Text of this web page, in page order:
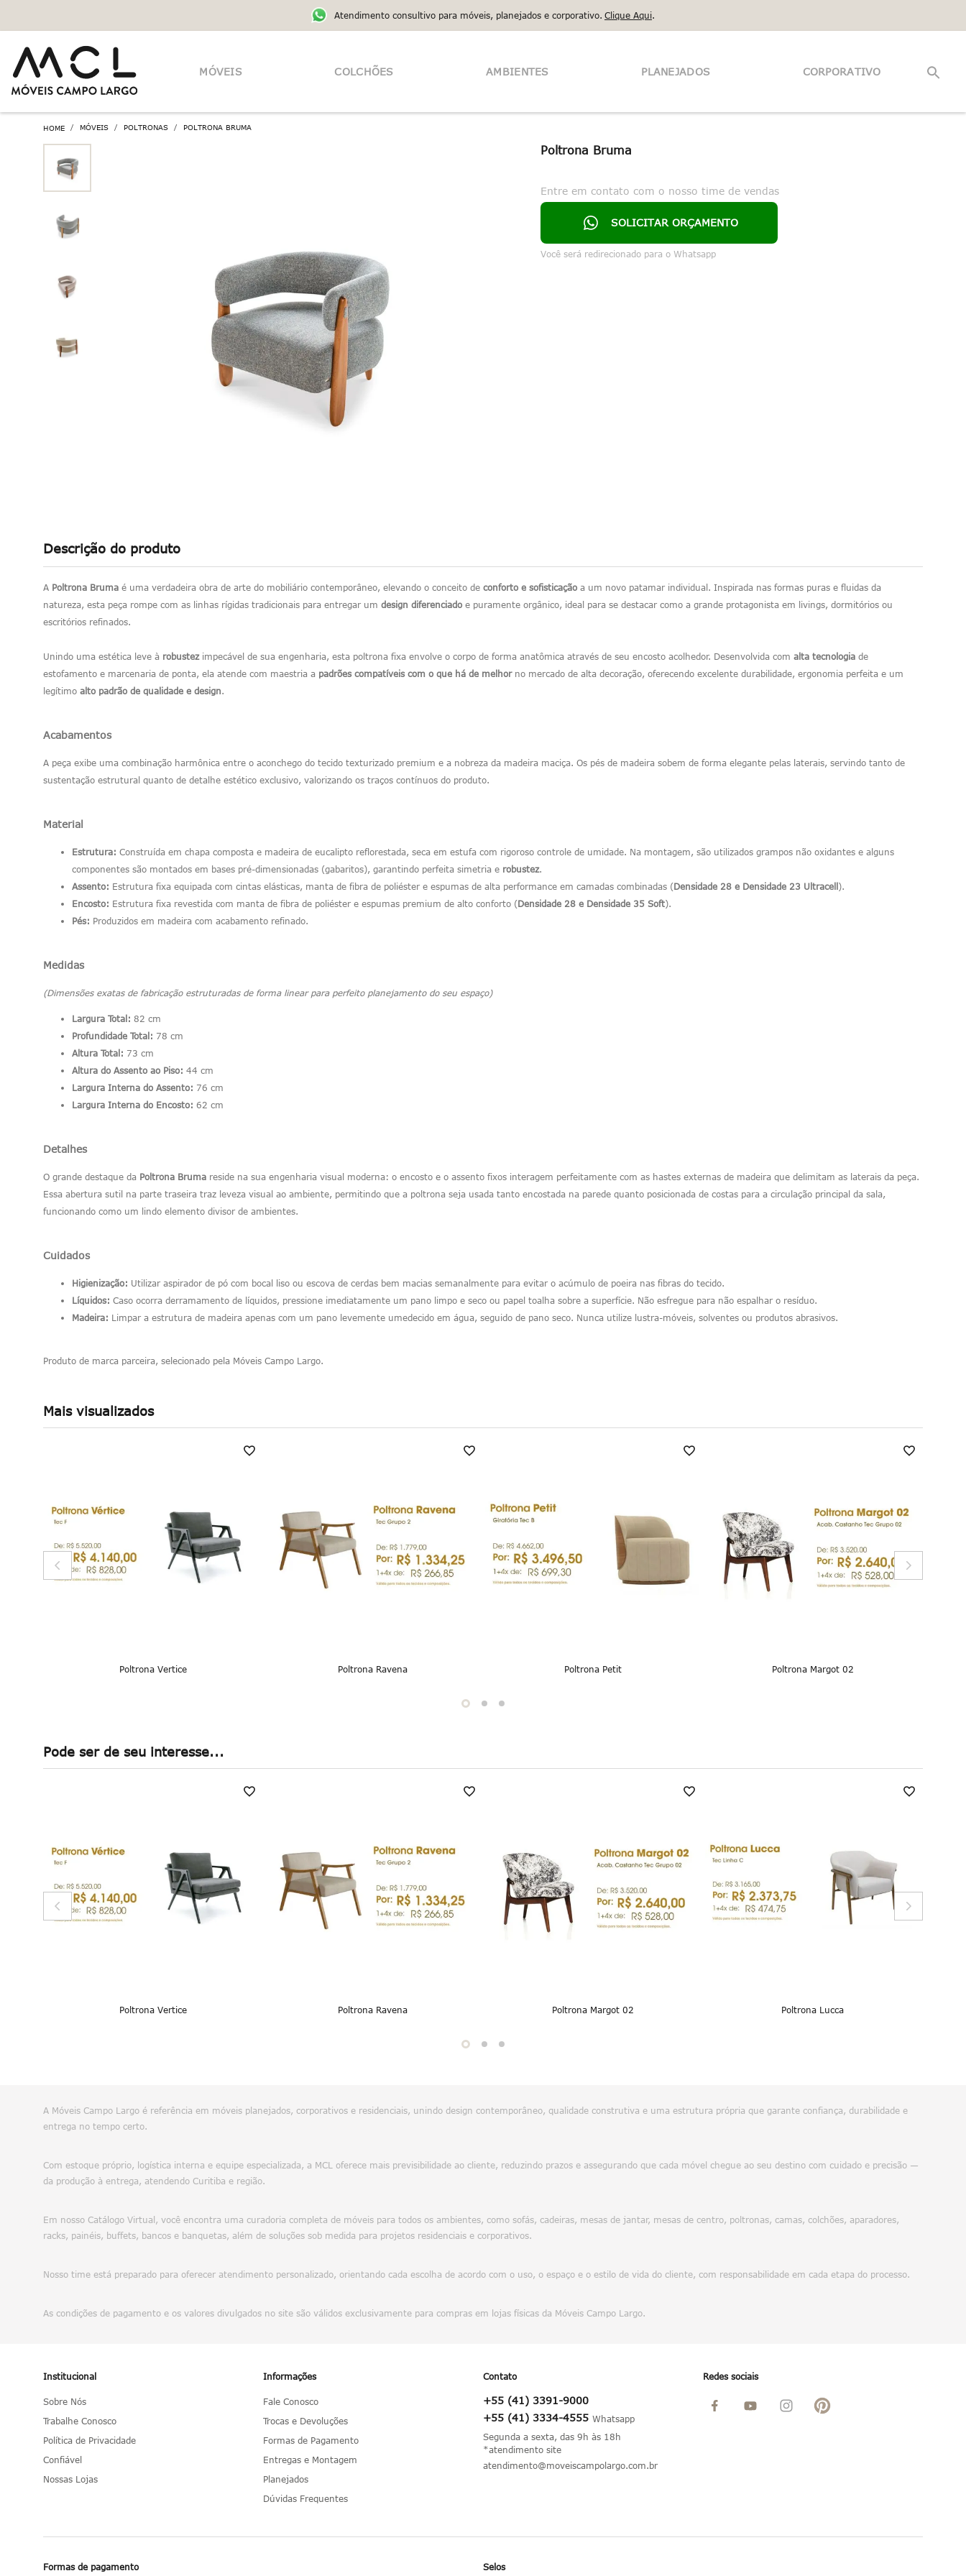
Atendimento consultivo para móveis, planejados e corporativo. Clique Aqui.
MÓVEIS COLCHÕES AMBIENTES PLANEJADOS CORPORATIVO
MÓVEIS POLTRONAS POLTRONA BRUMA
Poltrona Bruma
Entre em contato com o nosso time de vendas
SOLICITAR ORÇAMENTO
Você será redirecionado para o Whatsapp
Descrição do produto
A Poltrona Bruma é uma verdadeira obra de arte do mobiliário contemporâneo, elevando o conceito de conforto e sofisticação a um novo patamar individual. Inspirada nas formas puras e fluidas da
natureza, esta peça rompe com as linhas rígidas tradicionais para entregar um design diferenciado e puramente orgânico, ideal para se destacar como a grande protagonista em livings, dormitórios ou
escritórios refinados.
Unindo uma estética leve à robustezimpecável de sua engenharia, esta poltrona fixa envolve o corpo de forma anatômica através de seu encosto acolhedor. Desenvolvida com alta tecnologia de
estofamento e marcenaria de ponta, ela atende com maestria a padrões compatíveis com o que há de melhorno mercado de alta decoração, oferecendo excelente durabilidade, ergonomia perfeita e um
legítimo alto padrão de qualidade e design
Acabamentos
A peça exibe uma combinação harmônica entre o aconchego do tecido texturizado premium e a nobreza da madeira maciça. Os pés de madeira sobem de forma elegante pelas laterais, servindo tanto de
sustentação estrutural quanto de detalhe estético exclusivo, valorizando os traços contínuos do produto.
Material
Estrutura: Construída em chapa composta e madeira de eucalipto reflorestada, seca em estufa com rigoroso controle de umidade. Na montagem, são utilizados grampos não oxidantes e alguns
componentes são montados em bases pré-dimensionadas (gabaritos), garantindo perfeita simetria e robustez.
Assento: Estrutura fixa equipada com cintas elásticas, manta de fibra de poliéster e espumas de alta performance em camadas combinadas (Densidade 28 e Densidade 23 Ultracell ).
Encosto: Estrutura fixa revestida com manta de fibra de poliéster e espumas premium de alto conforto (Densidade 28 e Densidade 35 Soft).
Pés: Produzidos em madeira com acabamento refinado.
Medidas
(Dimensões exatas de fabricação estruturadas de forma linear para perfeito planejamento do seu espaço)
Largura Total: 82 cm
Profundidade Total: 78 cm
Altura Total: 73 cm
Altura do Assento ao Piso: 44 cm
Largura Interna do Assento: 76 cm
Largura Interna do Encosto: 62 cm
Detalhes
O grande destaque da Poltrona Bruma reside na sua engenharia visual moderna: o encosto e o assento fixos interagem perfeitamente com as hastes externas de madeira que delimitam as laterais da peça.
Essa abertura sutil na parte traseira traz leveza visual ao ambiente, permitindo que a poltrona seja usada tanto encostada na parede quanto posicionada de costas para a circulação principal da sala,
funcionando como um lindo elemento divisor de ambientes.
Cuidados
Higienização: Utilizar aspirador de pó com bocal liso ou escova de cerdas bem macias semanalmente para evitar o acúmulo de poeira nas fibras do tecido.
Líquidos: Caso ocorra derramamento de líquidos, pressione imediatamente um pano limpo e seco ou papel toalha sobre a superfície. Não esfregue para não espalhar o resíduo.
Madeira: Limpar a estrutura de madeira apenas com um pano levemente umedecido em água, seguido de pano seco. Nunca utilize lustra-móveis, solventes ou produtos abrasivos.
Produto de marca parceira, selecionado pela Móveis Campo Largo.
Mais visualizados
Poltrona Vertice Poltrona Ravena Poltrona Petit Poltrona Margot 02
Pode ser de seu interesse...
Poltrona Vertice Poltrona Ravena Poltrona Margot 02 Poltrona Lucca
A Móveis Campo Largo é referência em móveis planejados, corporativos e residenciais, unindo design contemporâneo, qualidade construtiva e uma estrutura própria que garante confiança, durabilidade e
entrega no tempo certo.
Com estoque próprio, logística interna e equipe especializada, a MCL oferece mais previsibilidade ao cliente, reduzindo prazos e assegurando que cada móvel chegue ao seu destino com cuidado e precisão —
da produção à entrega, atendendo Curitiba e região.
Em nosso Catálogo Virtual, você encontra uma curadoria completa de móveis para todos os ambientes, como sofás, cadeiras, mesas de jantar, mesas de centro, poltronas, camas, colchões, aparadores,
racks, painéis, buffets, bancos e banquetas, além de soluções sob medida para projetos residenciais e corporativos.
Nosso time está preparado para oferecer atendimento personalizado, orientando cada escolha de acordo com o uso, o espaço e o estilo de vida do cliente, com responsabilidade em cada etapa do processo.
As condições de pagamento e os valores divulgados no site são válidos exclusivamente para compras em lojas físicas da Móveis Campo Largo.
Institucional
Sobre Nós
Trabalhe Conosco
Política de Privacidade
Confiável
Nossas Lojas
Informações
Fale Conosco
Trocas e Devoluções
Formas de Pagamento
Entregas e Montagem
Planejados
Dúvidas Frequentes
Contato
+55 (41) 3391-9000
+55 (41) 3334-4555
Segunda a sexta, das 9h às 18h
*atendimento site
atendimento@moveiscampolargo.com.br
Redes sociais
Formas de pagamento Selos